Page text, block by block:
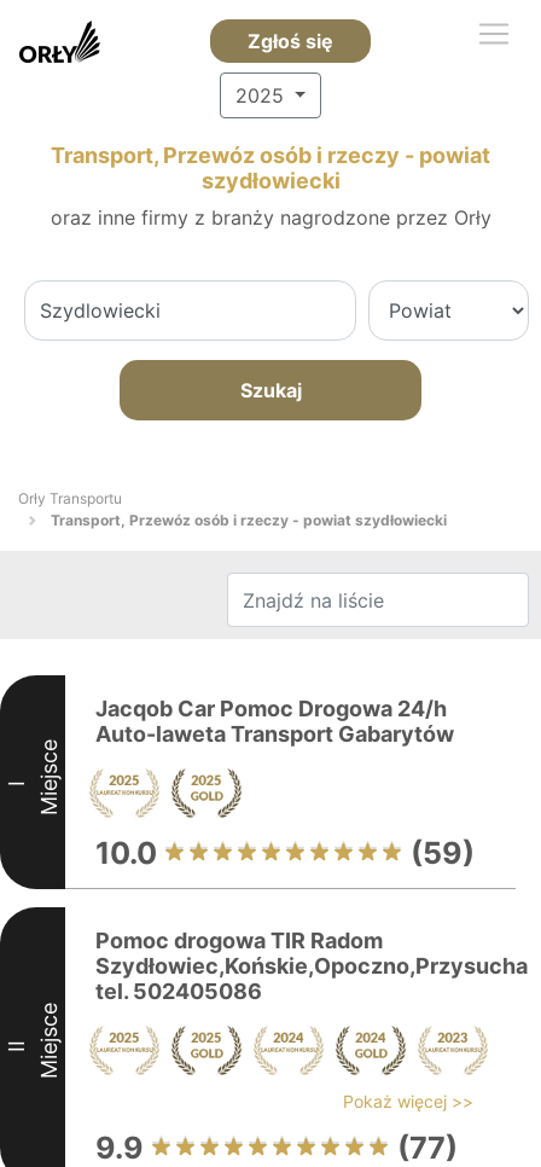
Zgłoś się
2025
Transport, Przewóz osób i rzeczy - powiat
szydłowiecki
oraz inne firmy z branży nagrodzone przez Orły
Szukaj
Orły Transportu
Transport, Przewóz osób i rzeczy - powiat szydłowiecki
I Miejsce
Jacqob Car Pomoc Drogowa 24/h
Auto-laweta Transport Gabarytów
10.0 (59)
II Miejsce
Pomoc drogowa TIR Radom
Szydłowiec,Końskie,Opoczno,Przysucha
tel. 502405086
Pokaż więcej >>
9.9 (77)